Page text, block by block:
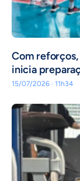
Com reforços,
inicia
15/07/2026 · 11h34